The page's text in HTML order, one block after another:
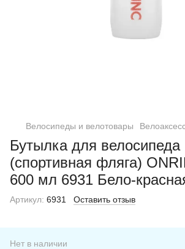
Велосипеды и велотовары
Бутылка для велосипеда
(спортивная фляга)
600 мл 6931 Бело-
Артикул: 6931 Оставить отзыв
Нет в наличии